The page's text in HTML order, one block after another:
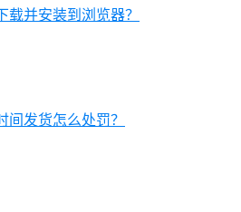
载并安装到浏览器？
间发货怎么处罚？